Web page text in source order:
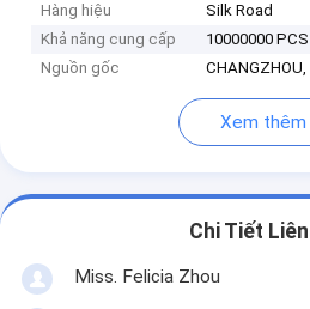
Hàng hiệu
Silk Road
Khả năng cung cấp
10000000
Nguồn gốc
CHANGZHOU,
Xem thêm
Chi Tiết
Miss. Felicia Zhou